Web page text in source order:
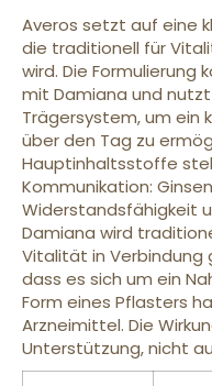
Averos setzt auf eine
die traditionell für
wird. Die Formulierung
mit Damiana und
Trägersystem, um ein
über den Tag zu
Hauptinhaltsstoffe
Kommunikation:
Widerstandsfähigkeit
Damiana wird
Vitalität in
dass es sich um ein
Form eines Pflasters
Arzneimittel. Die
Unterstützung, nicht